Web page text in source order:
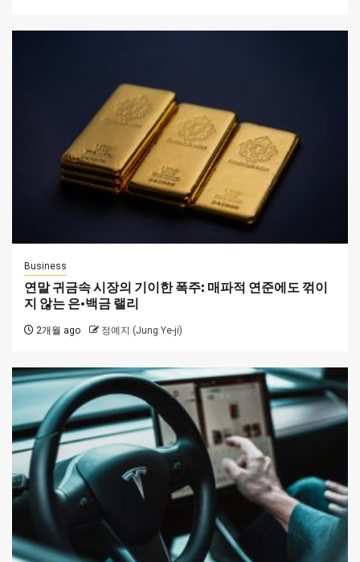
Business
연말 귀금속 시장의 기이한 폭주: 매파적 연준에도 꺾이
지 않는 은·백금 랠리
2개월 ago 정예지 (Jung Ye-ji)